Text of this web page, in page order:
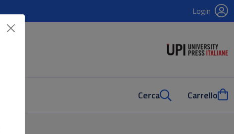
Login
Cerca Carrello